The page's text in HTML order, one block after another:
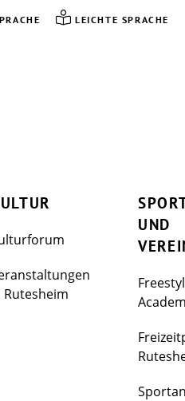
LEICHTE SPRACHE
Rutesheim
UND